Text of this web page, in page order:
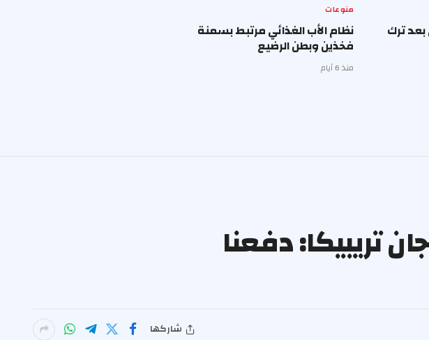
ترك
منوعات
نظام الأب الغذائي مرتبط بسمنة
فخذين وبطن الرضيع
منذ 6 أيام
تريبيكا: دفعنا
شاركها